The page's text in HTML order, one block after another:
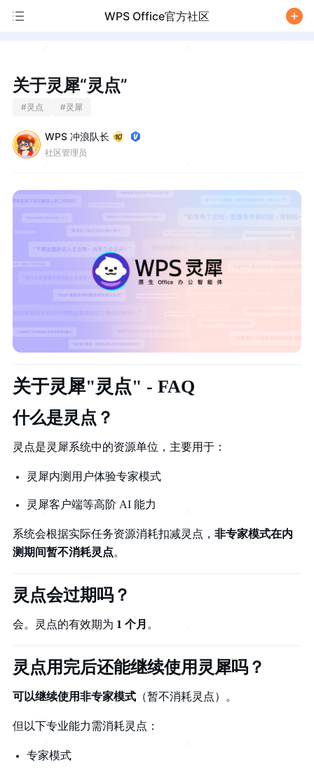
WPS Office官方社区
关于灵犀“灵点”
#灵点 #灵犀
WPS 冲浪队长
社区管理员
关于灵犀"灵点" - FAQ
什么是灵点？
灵点是灵犀系统中的资源单位，主要用于：
灵犀内测用户体验专家模式
灵犀客户端等高阶 AI 能力
系统会根据实际任务资源消耗扣减灵点， 非专家模式在内
测期间暂不消耗灵点。
灵点会过期吗？
会。灵点的有效期为 1 个月 。
灵点用完后还能继续使用灵犀吗？
可以继续使用非专家模式 （暂不消耗灵点）。
但以下专业能力需消耗灵点：
专家模式